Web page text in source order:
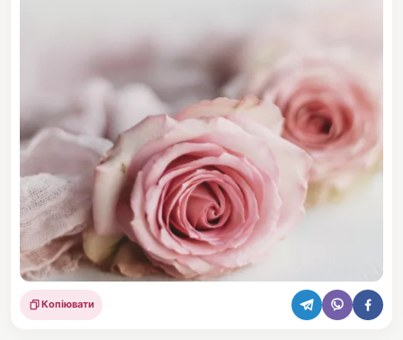
Поділитися
Копіювати